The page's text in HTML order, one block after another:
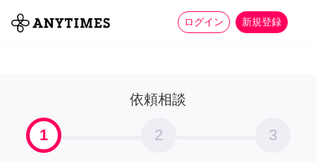
ログイン 新規登録
全て 家事 more_horiz
依頼相談
1 2 3